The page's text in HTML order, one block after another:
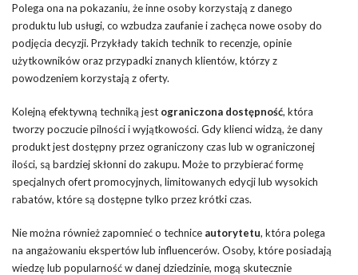
Polega ona na pokazaniu, że inne osoby korzystają z danego
produktu lub usługi, co wzbudza zaufanie i zachęca nowe osoby do
podjęcia decyzji. Przykłady takich technik to recenzje, opinie
użytkowników oraz przypadki znanych klientów, którzy z
powodzeniem korzystają z oferty.
Kolejną efektywną techniką jest ograniczona dostępność, która
tworzy poczucie pilności i wyjątkowości. Gdy klienci widzą, że dany
produkt jest dostępny przez ograniczony czas lub w ograniczonej
ilości, są bardziej skłonni do zakupu. Może to przybierać formę
specjalnych ofert promocyjnych, limitowanych edycji lub wysokich
rabatów, które są dostępne tylko przez krótki czas.
Nie można również zapomnieć o technice autorytetu, która polega
na angażowaniu ekspertów lub influencerów. Osoby, które posiadają
wiedzę lub popularność w danej dziedzinie, mogą skutecznie